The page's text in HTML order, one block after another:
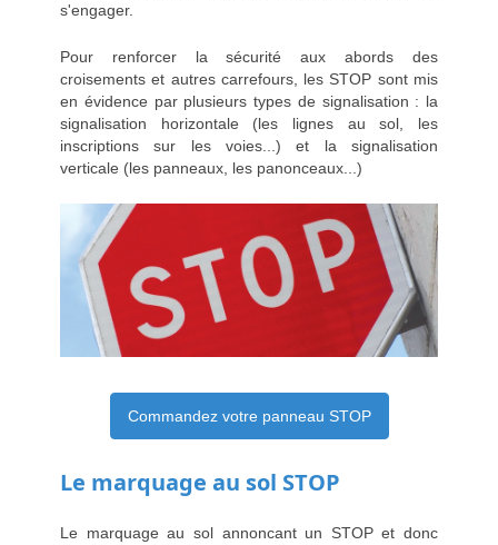
s'engager.
Pour renforcer la sécurité aux abords des
croisements et autres carrefours, les STOP sont mis
en évidence par plusieurs types de signalisation : la
signalisation horizontale (les lignes au sol, les
inscriptions sur les voies...) et la signalisation
verticale (les panneaux, les panonceaux...)
Commandez votre panneau STOP
Le marquage au sol STOP
Le marquage au sol annoncant un STOP et donc